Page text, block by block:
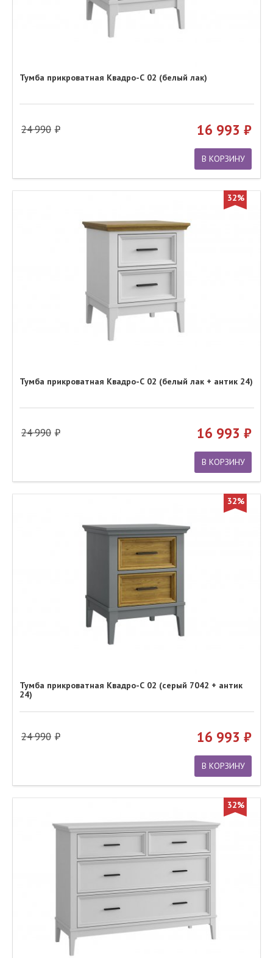
Тумба прикроватная Квадро-С 02 (белый лак)
24 990 16 993
В КОРЗИНУ
32%
Тумба прикроватная Квадро-С 02 (белый лак + антик 24)
24 990 16 993
В КОРЗИНУ
32%
Тумба прикроватная Квадро-С 02 (серый 7042 + антик
24)
24 990 16 993
В КОРЗИНУ
32%